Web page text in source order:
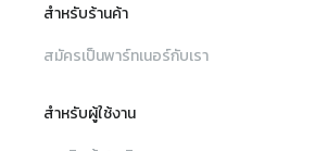
สำหรับร้านค้า
สมัครเป็นพาร์ทเนอร์กับเรา
สำหรับผู้ใช้งาน